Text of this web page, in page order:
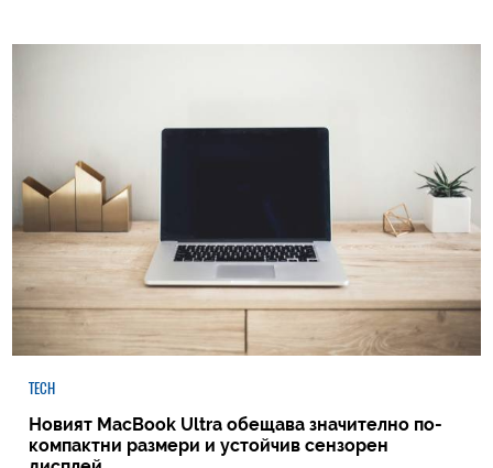
TECH
Новият MacBook Ultra обещава значително по-
компактни размери и устойчив сензорен